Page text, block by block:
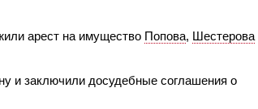
арест на имущество Попова, Шестерова
и заключили досудебные соглашения о